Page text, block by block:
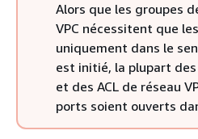
Alors que les groupes
VPC nécessitent que
uniquement dans le
est initié, la plupart
et des ACL de réseau
ports soient ouverts